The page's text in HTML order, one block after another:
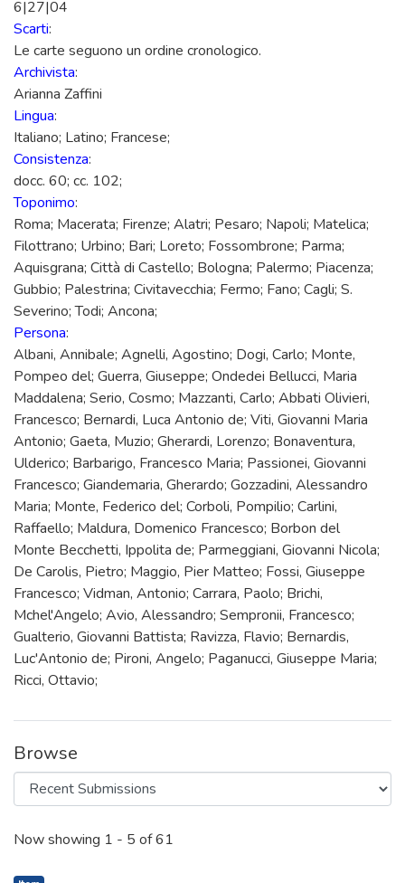
6|27|04
Scarti:
Le carte seguono un ordine cronologico.
Archivista:
Arianna Zaffini
Lingua:
Italiano; Latino; Francese;
Consistenza:
docc. 60; cc. 102;
Toponimo:
Roma; Macerata; Firenze; Alatri; Pesaro; Napoli; Matelica;
Filottrano; Urbino; Bari; Loreto; Fossombrone; Parma;
Aquisgrana; Città di Castello; Bologna; Palermo; Piacenza;
Gubbio; Palestrina; Civitavecchia; Fermo; Fano; Cagli; S.
Severino; Todi; Ancona;
Persona:
Albani, Annibale; Agnelli, Agostino; Dogi, Carlo; Monte,
Pompeo del; Guerra, Giuseppe; Ondedei Bellucci, Maria
Maddalena; Serio, Cosmo; Mazzanti, Carlo; Abbati Olivieri,
Francesco; Bernardi, Luca Antonio de; Viti, Giovanni Maria
Antonio; Gaeta, Muzio; Gherardi, Lorenzo; Bonaventura,
Ulderico; Barbarigo, Francesco Maria; Passionei, Giovanni
Francesco; Giandemaria, Gherardo; Gozzadini, Alessandro
Maria; Monte, Federico del; Corboli, Pompilio; Carlini,
Raffaello; Maldura, Domenico Francesco; Borbon del
Monte Becchetti, Ippolita de; Parmeggiani, Giovanni Nicola;
De Carolis, Pietro; Maggio, Pier Matteo; Fossi, Giuseppe
Francesco; Vidman, Antonio; Carrara, Paolo; Brichi,
Mchel'Angelo; Avio, Alessandro; Sempronii, Francesco;
Gualterio, Giovanni Battista; Ravizza, Flavio; Bernardis,
Luc'Antonio de; Pironi, Angelo; Paganucci, Giuseppe Maria;
Ricci, Ottavio;
Browse
Recent Submissions
Now showing 1 - 5 of 61